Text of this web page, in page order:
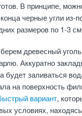
В принципе,
черные угли из-
размеров по 1-3
древесный
Аккуратно
будет заливаться
на поверхность
вариант,
условиях,